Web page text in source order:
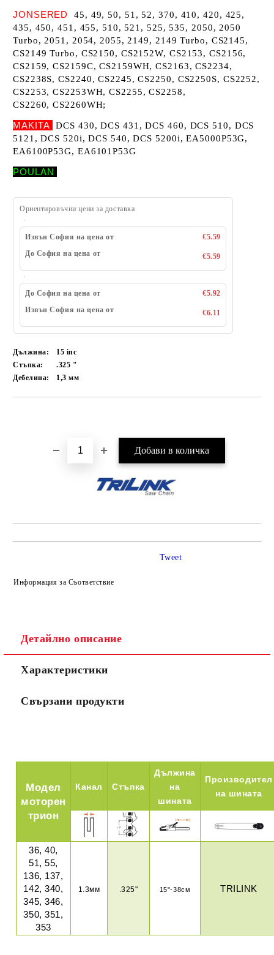
JONSERED
45, 49, 50, 51, 52, 370, 410, 420, 425,
435, 450, 451, 455, 510, 521, 525, 535, 2050, 2050
Turbo, 2051, 2054, 2055, 2149, 2149 Turbo, CS2145,
CS2149 Turbo, CS2150, CS2152W, CS2153, CS2156,
CS2159, CS2159C, CS2159WH, CS2163, CS2234,
CS2238S, CS2240, CS2245, CS2250, CS2250S, CS2252,
CS2253, CS2253WH, CS2255, CS2258,
CS2260, CS2260WH;
MAKITA
DCS 430, DCS 431, DCS 460, DCS 510, DCS
5121, DCS 520i, DCS 540, DCS 5200i, EA5000P53G,
EA6100P53G, EA6101P53G
POULAN
Ориентировъчни цени за доставка
Извън София на цена от
€5.59
До София на цена от
€5.59
До София на цена от
€5.92
Извън София на цена от
€6.11
Дължина: 15 inc
Стъпка:
.325 "
Дебелина:
1,3мм
Информация за Съответствие
Tweet
Детайлно описание
Характеристики
Свързани продукти
Модел
моторен
трион
Канал Стъпка
Дължина
на
шината
Производител
на шината
36, 40,
51, 55,
136, 137,
142, 340,
345, 346,
350, 351,
353
1.3мм .325" 15"-38см TRILINK